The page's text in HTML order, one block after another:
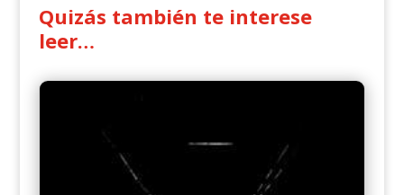
Quizás también te interese
leer…